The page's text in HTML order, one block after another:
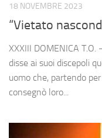
18 NOVEMBRE 2023
“Vietato
XXXIII DOMENICA
disse ai suoi discepoli
uomo che, partendo
consegnò loro...